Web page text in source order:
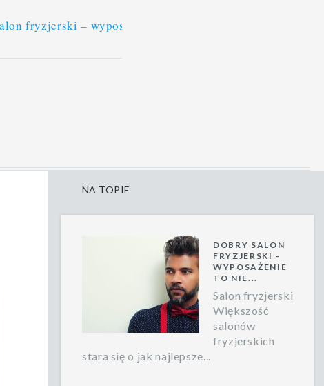
– wyposażenie to nie wszystko, profesjonalizm to
NA TOPIE
DOBRY SALON
FRYZJERSKI –
WYPOSAŻENIE
TO NIE...
Salon fryzjerski
Większość
salonów
fryzjerskich
stara się o jak najlepsze...